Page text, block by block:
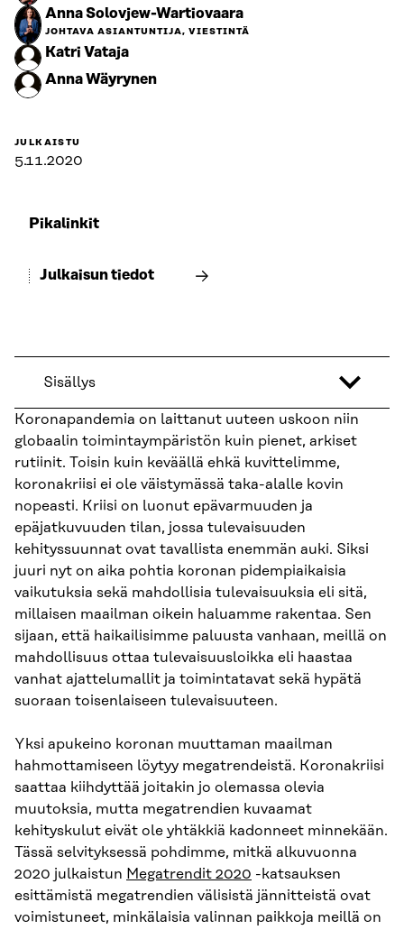
Anna Solovjew-Wartiovaara
JOHTAVA ASIANTUNTIJA, VIESTINTÄ
Katri Vataja
Anna Wäyrynen
JULKAISTU
5.11.2020
Pikalinkit
Julkaisun tiedot
Sisällys
Koronapandemia on laittanut uuteen uskoon niin
globaalin toimintaympäristön kuin pienet, arkiset
rutiinit. Toisin kuin keväällä ehkä kuvittelimme,
koronakriisi ei ole väistymässä taka-alalle kovin
nopeasti. Kriisi on luonut epävarmuuden ja
epäjatkuvuuden tilan, jossa tulevaisuuden
kehityssuunnat ovat tavallista enemmän auki. Siksi
juuri nyt on aika pohtia koronan pidempiaikaisia
vaikutuksia sekä mahdollisia tulevaisuuksia eli sitä,
millaisen maailman oikein haluamme rakentaa. Sen
sijaan, että haikailisimme paluusta vanhaan, meillä on
mahdollisuus ottaa tulevaisuusloikka eli haastaa
vanhat ajattelumallit ja toimintatavat sekä hypätä
suoraan toisenlaiseen tulevaisuuteen.
Yksi apukeino koronan muuttaman maailman
hahmottamiseen löytyy megatrendeistä. Koronakriisi
saattaa kiihdyttää joitakin jo olemassa olevia
muutoksia, mutta megatrendien kuvaamat
kehityskulut eivät ole yhtäkkiä kadonneet minnekään.
Tässä selvityksessä pohdimme, mitkä alkuvuonna
2020 julkaistun Megatrendit 2020 -katsauksen
esittämistä megatrendien välisistä jännitteistä ovat
voimistuneet, minkälaisia valinnan paikkoja meillä on